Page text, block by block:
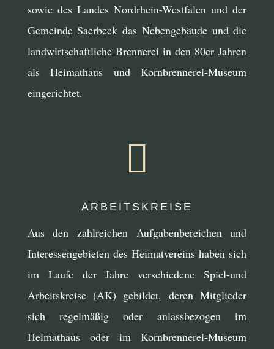
sowie des Landes Nordrhein-Westfalen und der
Gemeinde Saerbeck das Nebengebäude und die
landwirtschaftliche Brennerei in den 80er Jahren
als Heimathaus und Kornbrennerei-Museum
eingerichtet.

ARBEITSKREISE
Aus den zahlreichen Aufgabenbereichen und
Interessengebieten des Heimatvereins haben sich
im Laufe der Jahre verschiedene Spiel-und
Arbeitskreise (AK) gebildet, deren Mitglieder
sich regelmäßig oder anlassbezogen im
Heimathaus oder im Kornbrennerei-Museum